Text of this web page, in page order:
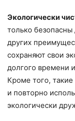
Экологически
только
других
сохраняют свои
долгого времени
Кроме того,
и повторно
экологически